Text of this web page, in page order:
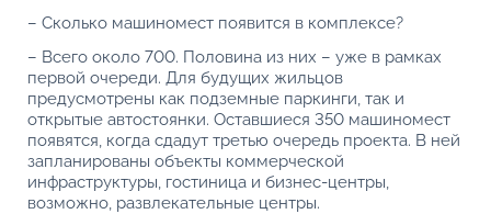
– Сколько машиномест появится в комплексе?
– Всего около 700. Половина из них – уже в рамках
первой очереди. Для будущих жильцов
предусмотрены как подземные паркинги, так и
открытые автостоянки. Оставшиеся 350 машиномест
появятся, когда сдадут третью очередь проекта. В ней
запланированы объекты коммерческой
инфраструктуры, гостиница и бизнес-центры,
возможно, развлекательные центры.